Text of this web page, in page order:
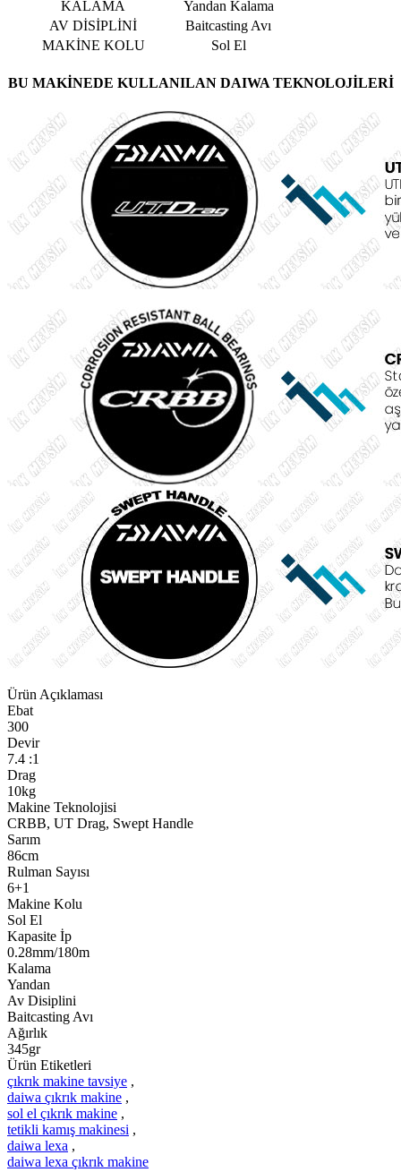
KALAMA
Yandan Kalama
AV DİSİPLİNİ
Baitcasting Avı
MAKİNE KOLU
Sol El
BU MAKİNEDE KULLANILAN DAIWA TEKNOLOJİLERİ
Ürün Açıklaması
Ebat
300
Devir
7.4 :1
Drag
10kg
Makine Teknolojisi
CRBB, UT Drag, Swept Handle
Sarım
86cm
Rulman Sayısı
6+1
Makine Kolu
Sol El
Kapasite İp
0.28mm/180m
Kalama
Yandan
Av Disiplini
Baitcasting Avı
Ağırlık
345gr
Ürün Etiketleri
çıkrık makine tavsiye ,
daiwa çıkrık makine ,
sol el çıkrık makine ,
tetikli kamış makinesi ,
daiwa lexa ,
daiwa lexa çıkrık makine